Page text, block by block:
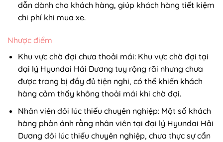
dẫn dành cho khách hàng, giúp khách hàng tiết kiệm
chi phí khi mua xe.
Nhược điểm
Khu vực chờ đợi chưa thoải mái: Khu vực chờ đợi tại
đại lý Hyundai Hải Dương tuy rộng rãi nhưng chưa
được trang bị đầy đủ tiện nghi, có thể khiến khách
hàng cảm thấy không thoải mái khi chờ đợi.
Nhân viên đôi lúc thiếu chuyên nghiệp: Một số khách
hàng phản ánh rằng nhân viên tại đại lý Hyundai Hải
Dương đôi lúc thiếu chuyên nghiệp, chưa thực sự cẩn